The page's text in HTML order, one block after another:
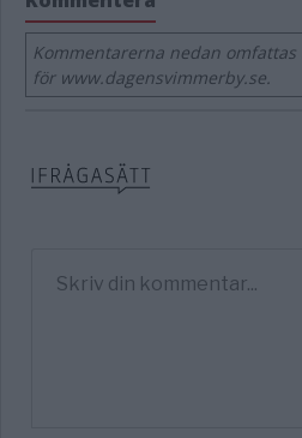
Kommentarerna nedan
för www.dagensvimmerby.se.